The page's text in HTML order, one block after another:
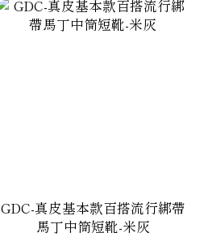
GDC-真皮基本款百搭流行綁帶
馬丁中筒短靴-米灰